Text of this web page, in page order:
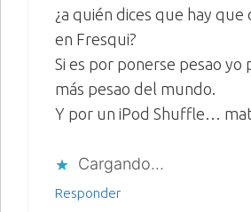
¿a quién dices que hay que
en Fresqui?
Si es por ponerse pesao yo
más pesao del mundo.
Y por un iPod Shuffle…
Cargando...
Responder